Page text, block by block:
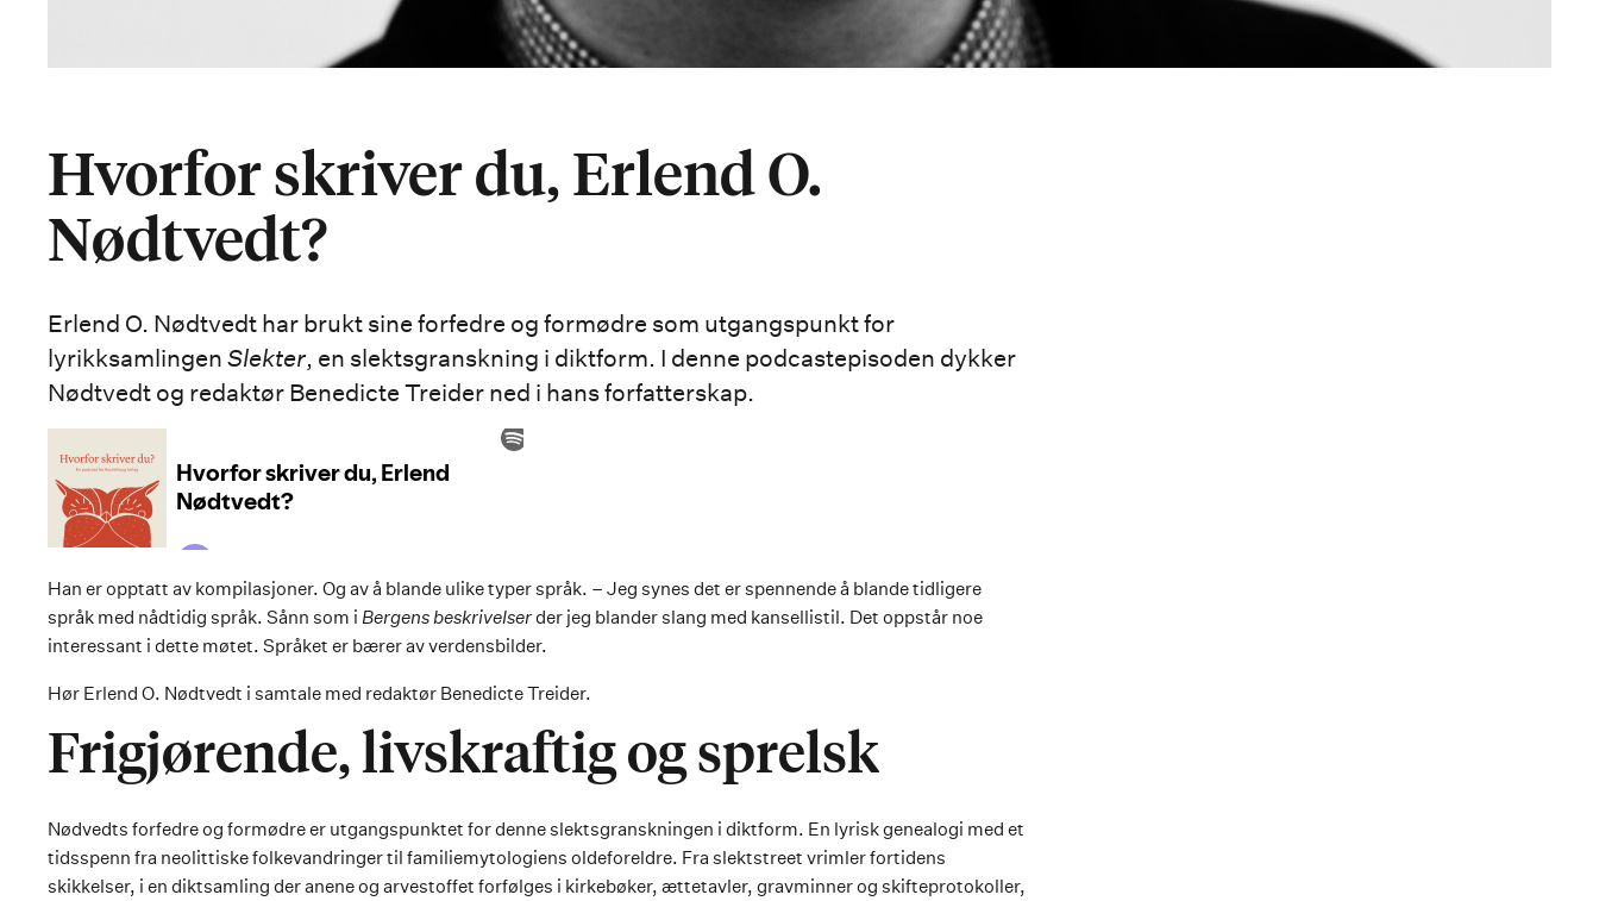
Hvorfor skriver du, Erlend O.
Nødtvedt?
Erlend O. Nødtvedt har brukt sine forfedre og formødre som utgangspunkt for
lyrikksamlingen Slekter, en slektsgranskning i diktform. I denne podcastepisoden dykker
Nødtvedt og redaktør Benedicte Treider ned i hans forfatterskap.
Han er opptatt av kompilasjoner. Og av å blande ulike typer språk. – Jeg synes det er spennende å blande tidligere
språk med nådtidig språk. Sånn som i Bergens beskrivelserder jeg blander slang med kansellistil. Det oppstår noe
interessant i dette møtet. Språket er bærer av verdensbilder.
Hør Erlend O. Nødtvedt i samtale med redaktør Benedicte Treider.
Frigjørende, livskraftig og sprelsk
Nødvedts forfedre og formødre er utgangspunktet for denne slektsgranskningen i diktform. En lyrisk genealogi med et
tidsspenn fra neolittiske folkevandringer til familiemytologiens oldeforeldre. Fra slektstreet vrimler fortidens
skikkelser, i en diktsamling der anene og arvestoffet forfølges i kirkebøker, ættetavler, gravminner og skifteprotokoller,